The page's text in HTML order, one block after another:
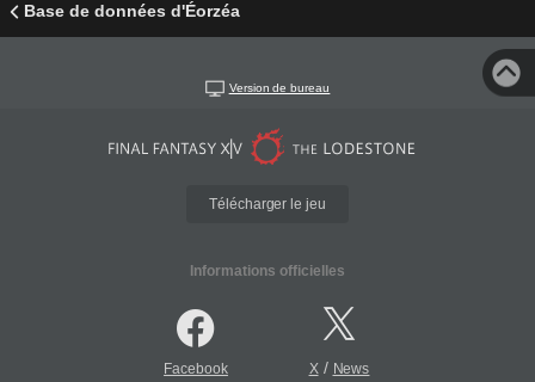
Base de données d'Éorzéa
Version de bureau
Télécharger le jeu
Informations officielles
Facebook X/ News